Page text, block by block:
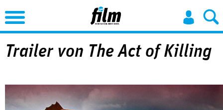
Jump to Navigation
Trailer von The Act of Killing